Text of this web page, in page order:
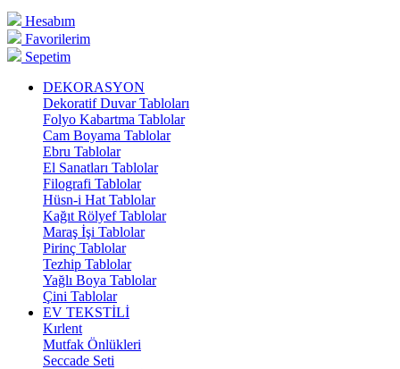
Hesabım
Favorilerim
Sepetim
DEKORASYON
Dekoratif Duvar Tabloları
Folyo Kabartma Tablolar
Cam Boyama Tablolar
Ebru Tablolar
El Sanatları Tablolar
Filografi Tablolar
Hüsn-i Hat Tablolar
Kağıt Rölyef Tablolar
Maraş İşi Tablolar
Pirinç Tablolar
Tezhip Tablolar
Yağlı Boya Tablolar
Çini Tablolar
EV TEKSTİLİ
Kırlent
Mutfak Önlükleri
Seccade Seti